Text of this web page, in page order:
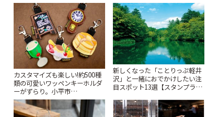
カスタマイズも楽しい!約500種
類の可愛いワッペンキーホルダ
ーがずらり。小平市
「Kimamaya T&K」 | ことりっ
ぷ
新しくなった「ことりっぷ軽井
沢」と一緒におでかけしたい注
目スポット13選【スタンプラリ